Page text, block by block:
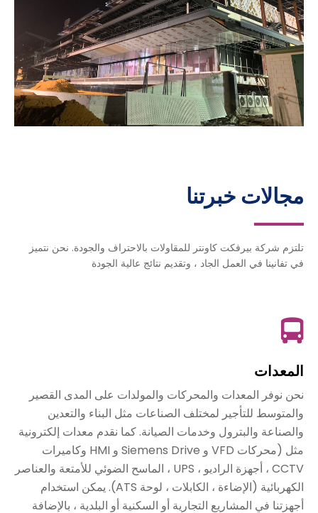
مجالات خبرتنا
تلتزم شركة بيرفكت كاونتر للمقاولات بالاحتراف والجودة. نحن نتميز
في تفانينا في العمل الجاد ، وتقديم نتائج عالية الجودة
المعدات
نحن نوفر المعدات والمحركات والمولدات على المدى القصير
والمتوسط للتأجير لمختلف الصناعات مثل البناء والتعدين
والصناعة والبترول وخدمات الصيانة. كما نقدم معدات إلكترونية
مثل (محركات VFD و Siemens Drive و HMI وكاميرات
CCTV ، أجهزة الراديو ، UPS ، الماسح الضوئي للأمتعة والعناصر
الكهربائية (الإضاءة ، الكابلات ، لوحة ATS). يمكن استخدام
أجهزتنا في المشاريع التجارية أو السكنية أو البلدية ، بالإضافة